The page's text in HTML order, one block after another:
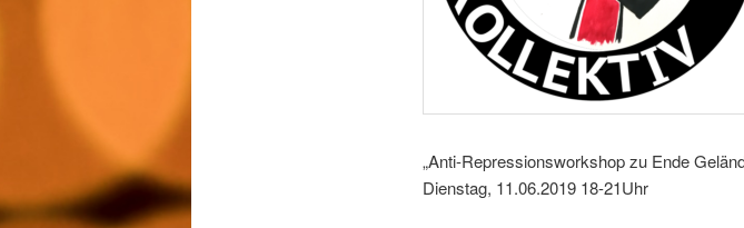
„Anti-Repressionsworkshop zu Ende
Dienstag, 11.06.2019 18-21Uhr